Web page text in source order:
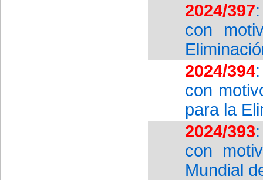
2024/397
con
2024/394
con
para la
2024/393
con
Mundial